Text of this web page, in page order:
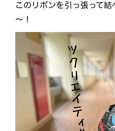
このリボンを引っ張って
～！